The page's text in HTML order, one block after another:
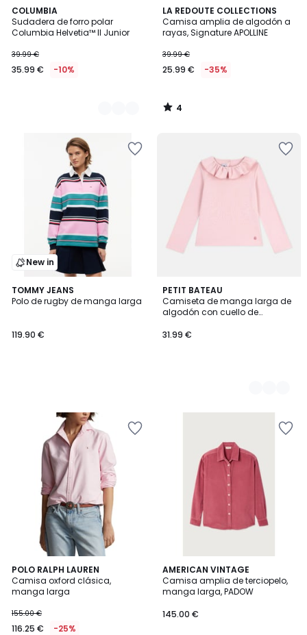
COLUMBIA
Sudadera de forro polar
Columbia Helvetia™ II Junior
39.99 €
35.99 € -10%
3
Colores
LA REDOUTE COLLECTIONS
Camisa amplia de algodón a
rayas, Signature APOLLINE
39.99 €
25.99 € -35%
4
/
5
4
/
New in
TOMMY JEANS
Polo de rugby de manga larga
119.90 €
PETIT BATEAU
Camiseta de manga larga de
algodón con cuello de
31.99 €
2
Colores
POLO RALPH LAUREN
Camisa oxford clásica,
manga larga
155.00 €
116.25 € -25%
4,3
/ 5
AMERICAN VINTAGE
Camisa amplia de terciopelo,
manga larga, PADOW
145.00 €
4,3
/ 5